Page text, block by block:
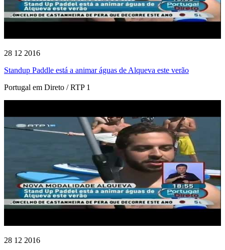
28 12 2016
Standup Paddle está a animar águas de Alqueva este verão
Portugal em Direto / RTP 1
28 12 2016